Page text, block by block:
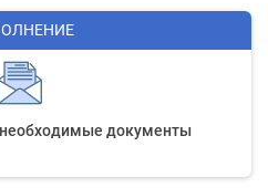
документы